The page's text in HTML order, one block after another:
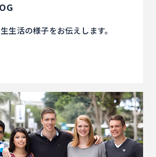
生活の様子をお伝えします。